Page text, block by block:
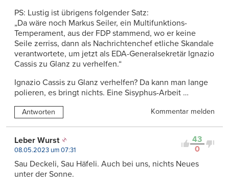
PS: Lustig ist übrigens folgender Satz:
„Da wäre noch Markus Seiler, ein Multifunktions-
Temperament, aus der FDP stammend, wo er keine
Seile zerriss, dann als Nachrichtenchef etliche Skandale
verantwortete, um jetzt als EDA-Generalsekretär Ignazio
Cassis zu Glanz zu verhelfen.“
Ignazio Cassis zu Glanz verhelfen? Da kann man lange
polieren, es bringt nichts. Eine Sisyphus-Arbeit …
Antworten Kommentar melden
43
0
Leber Wurst
08.05.2023 um 07:31
Sau Deckeli, Sau Häfeli. Auch bei uns, nichts Neues
unter der Sonne.